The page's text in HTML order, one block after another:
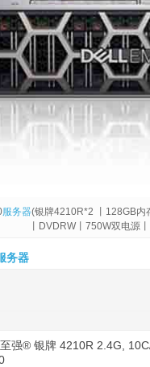
服务器(银牌4210R*2 丨128GB内
丨DVDRW丨750W双电源
务器
强® 银牌 4210R 2.4G,